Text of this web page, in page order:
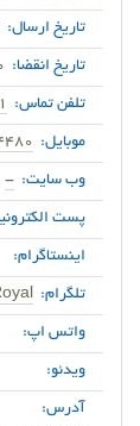
تاریخ ارسال:
تاریخ انقضا:
تلفن تماس:
موبایل:
وب سایت: -
پست
اینستاگرام:
تلگرام:
واتس اپ:
ویدئو:
آدرس: